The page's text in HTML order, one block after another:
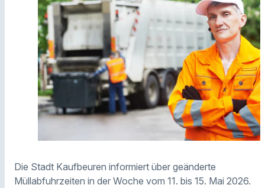
Die Stadt Kaufbeuren informiert über geänderte
Müllabfuhrzeiten in der Woche vom 11. bis 15. Mai 2026.